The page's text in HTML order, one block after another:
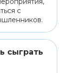
с
сыграть